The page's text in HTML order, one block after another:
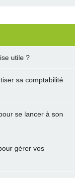
utile ?
sa comptabilité
se lancer à son
gérer vos